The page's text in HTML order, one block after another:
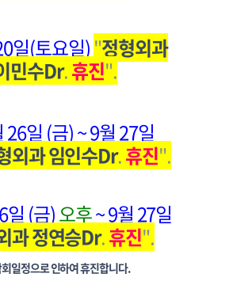
일(토요일)"정형외과
민수Dr.휴진".
일 (금) ~ 9월 27일
외과 임인수Dr.휴진".
(금)오후~ 9월 27일
과 정연승Dr.휴진".
일정으로 인하여 휴진합니다.